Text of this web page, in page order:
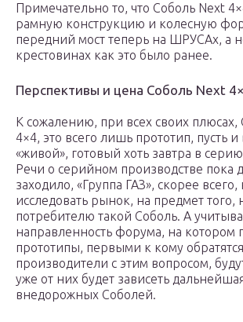
Примечательно то, что Соболь Next
рамную конструкцию и колесную
передний мост теперь на ШРУСАх, а
крестовинах как это было ранее.
Перспективы и цена Соболь Next
К сожалению, при всех своих плюсах,
4×4, это всего лишь прототип, пусть и
«живой», готовый хоть завтра в
Речи о серийном производстве пока
заходило, «Группа ГАЗ», скорее всего,
исследовать рынок, на предмет того,
потребителю такой Соболь. А
направленность форума, на котором
прототипы, первыми к кому обратятся
производители с этим вопросом,
уже от них будет зависеть
внедорожных Соболей.